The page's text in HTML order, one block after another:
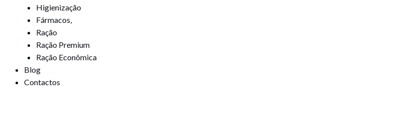
Higienização
Fármacos,
Ração
Ração Premium
Ração Econômica
Blog
Contactos